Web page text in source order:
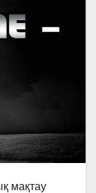
мақтау